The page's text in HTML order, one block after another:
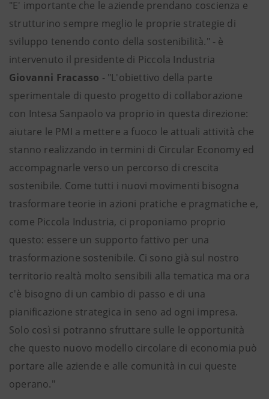
"E' importante che le aziende prendano coscienza e
strutturino sempre meglio le proprie strategie di
sviluppo tenendo conto della sostenibilità." - è
intervenuto il presidente di Piccola Industria
Giovanni Fracasso - "L'obiettivo della parte
sperimentale di questo progetto di collaborazione
con Intesa Sanpaolo va proprio in questa direzione:
aiutare le PMI a mettere a fuoco le attuali attività che
stanno realizzando in termini di Circular Economy ed
accompagnarle verso un percorso di crescita
sostenibile. Come tutti i nuovi movimenti bisogna
trasformare teorie in azioni pratiche e pragmatiche e,
come Piccola Industria, ci proponiamo proprio
questo: essere un supporto fattivo per una
trasformazione sostenibile. Ci sono già sul nostro
territorio realtà molto sensibili alla tematica ma ora
c'è bisogno di un cambio di passo e di una
pianificazione strategica in seno ad ogni impresa.
Solo così si potranno sfruttare sulle le opportunità
che questo nuovo modello circolare di economia può
portare alle aziende e alle comunità in cui queste
operano."